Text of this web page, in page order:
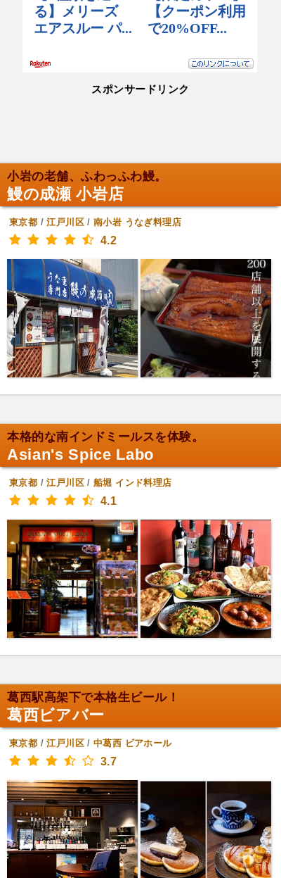
スポンサードリンク
小岩の老舗、ふわっふわ鰻。
鰻の成瀬 小岩店
東京都 /江戸川区/南小岩 うなぎ料理店
4.2
本格的な南インドミールスを体験。
Asian's Spice Labo
東京都 /江戸川区/船堀 インド料理店
4.1
葛西駅高架下で本格生ビール！
葛西ビアバー
東京都 /江戸川区/中葛西 ビアホール
3.7